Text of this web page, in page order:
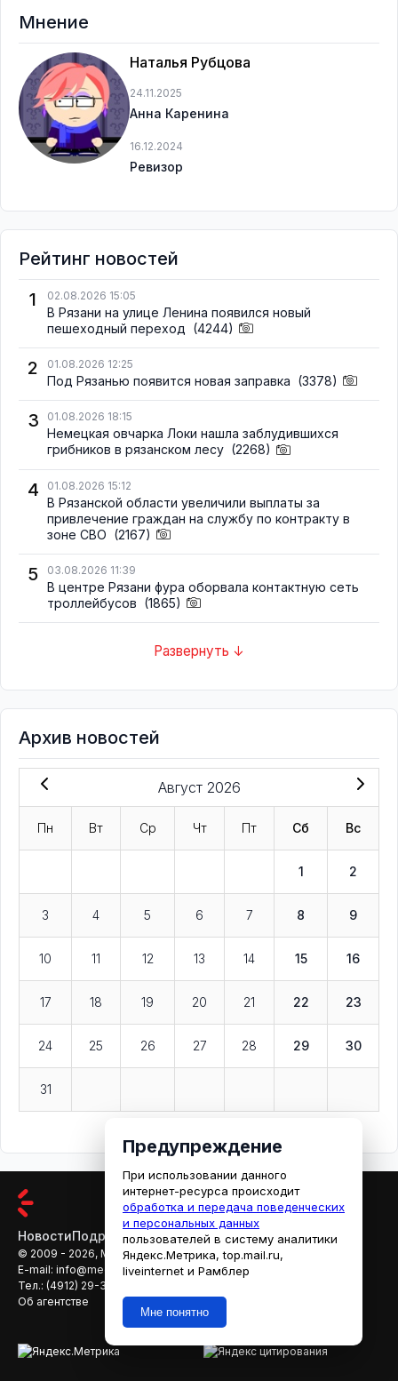
Мнение
Наталья Рубцова
24.11.2025
Анна Каренина
16.12.2024
Ревизор
Рейтинг новостей
1
02.08.2026 15:05
В Рязани на улице Ленина появился новый
пешеходный переход (4244)
2 01.08.2026 12:25
Под Рязанью появится новая заправка (3378)
3 01.08.2026 18:15
Немецкая овчарка Локи нашла заблудившихся
грибников в рязанском лесу (2268)
4 01.08.2026 15:12
В Рязанской области увеличили выплаты за
привлечение граждан на службу по контракту в
зоне СВО (2167)
5 03.08.2026 11:39
В центре Рязани фура оборвала контактную сеть
троллейбусов (1865)
Развернуть ↓
Архив новостей
Август 2026
Пн Вт Ср Чт Пт Сб Вс
1 2
3 4 5 6 7 8 9
10 11 12 13 14 15 16
17 18 19 20 21 22 23
24 25 26 27 28 29 30
31
НовостиПодробностиАфишаКино
© 2009 - 2026, МЕДИАРЯЗАНЬ
E-mail: info@mediaryazan.ru,reklama@mediaryazan.ru
Тел.: (4912) 29-33-66
Об агентстве
Предупреждение
При использовании данного
интернет-ресурса происходит
обработка и передача поведенческих
и персональных данных
пользователей в систему аналитики
Яндекс.Метрика, top.mail.ru,
liveinternet и Рамблер
Мне понятно